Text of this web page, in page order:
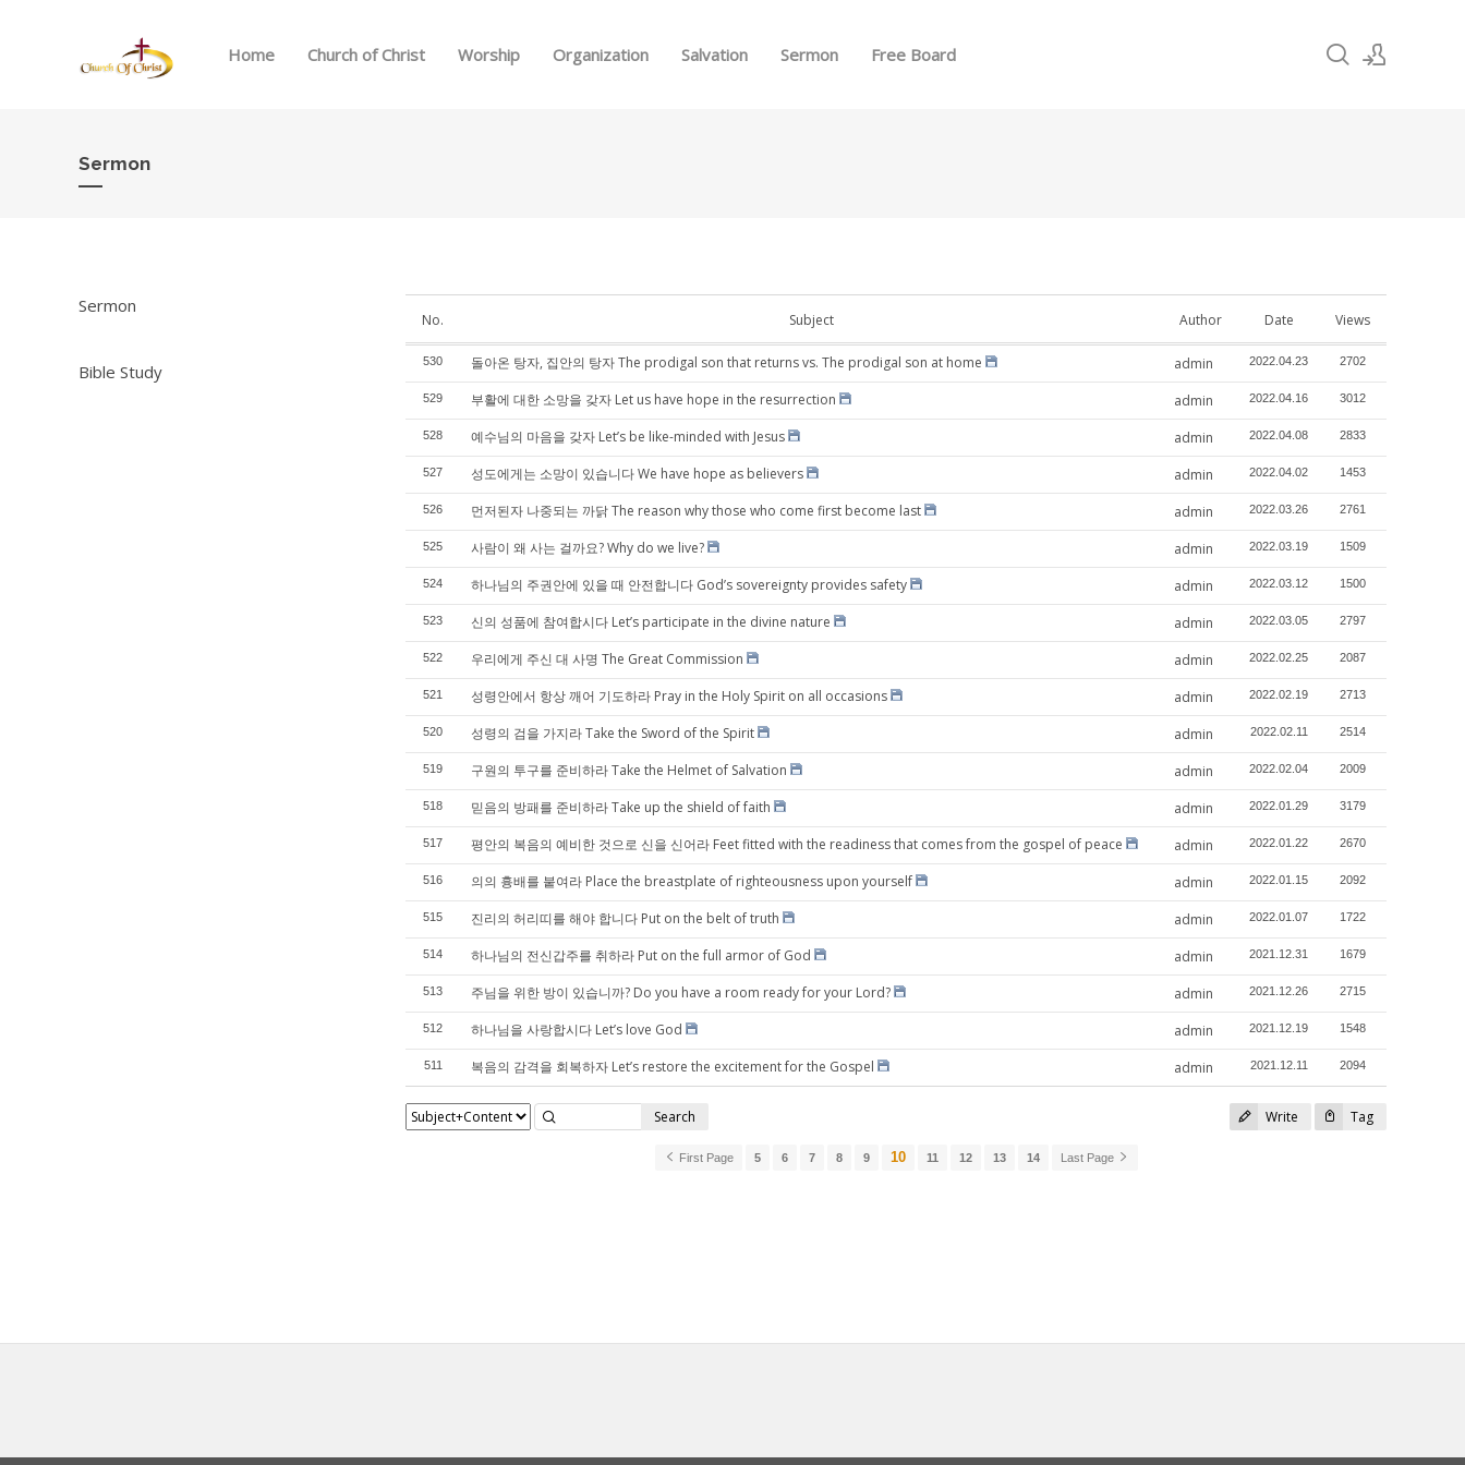
Home Church of Christ Worship Organization Salvation Sermon Free Board
Sermon
Sermon
Bible Study
No. Subject Author Date Views
530 돌아온 탕자, 집안의 탕자 The prodigal son that returns vs. The prodigal son at home admin 2022.04.23 2702
529 부활에 대한 소망을 갖자 Let us have hope in the resurrection admin 2022.04.16 3012
528 예수님의 마음을 갖자 Let’s be like-minded with Jesus admin 2022.04.08 2833
527 성도에게는 소망이 있습니다 We have hope as believers admin 2022.04.02 1453
526 먼저된자 나중되는 까닭 The reason why those who come first become last admin 2022.03.26 2761
525 사람이 왜 사는 걸까요? Why do we live? admin 2022.03.19 1509
524 하나님의 주권안에 있을 때 안전합니다 God’s sovereignty provides safety admin 2022.03.12 1500
523 신의 성품에 참여합시다 Let’s participate in the divine nature admin 2022.03.05 2797
522 우리에게 주신 대 사명 The Great Commission admin 2022.02.25 2087
521 성령안에서 항상 깨어 기도하라 Pray in the Holy Spirit on all occasions admin 2022.02.19 2713
520 성령의 검을 가지라 Take the Sword of the Spirit admin 2022.02.11 2514
519 구원의 투구를 준비하라 Take the Helmet of Salvation admin 2022.02.04 2009
518 믿음의 방패를 준비하라 Take up the shield of faith admin 2022.01.29 3179
517 평안의 복음의 예비한 것으로 신을 신어라 Feet fitted with the readiness that comes from the gospel of peace admin 2022.01.22 2670
516 의의 흉배를 붙여라 Place the breastplate of righteousness upon yourself admin 2022.01.15 2092
515 진리의 허리띠를 해야 합니다 Put on the belt of truth admin 2022.01.07 1722
514 하나님의 전신갑주를 취하라 Put on the full armor of God admin 2021.12.31 1679
513 주님을 위한 방이 있습니까? Do you have a room ready for your Lord? admin 2021.12.26 2715
512 하나님을 사랑합시다 Let’s love God admin 2021.12.19 1548
511 복음의 감격을 회복하자 Let’s restore the excitement for the Gospel admin 2021.12.11 2094
Write Tag
Search
First Page 5 6 7 8 9 10 11 12 13 14 Last Page